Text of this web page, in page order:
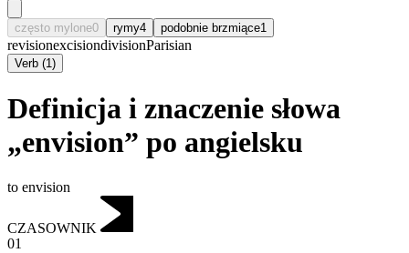
często mylone0 rymy4 podobnie brzmiące1
revisionexcisiondivisionParisian
Verb (1)
Definicja i znaczenie słowa
„envision” po angielsku
to envision
CZASOWNIK
01